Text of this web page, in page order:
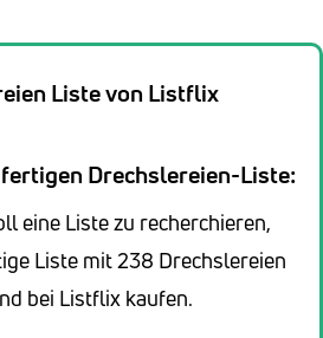
Liste von Listflix
Drechslereien-Liste:
eine Liste zu recherchieren,
Liste mit 238 Drechslereien
bei Listflix kaufen.